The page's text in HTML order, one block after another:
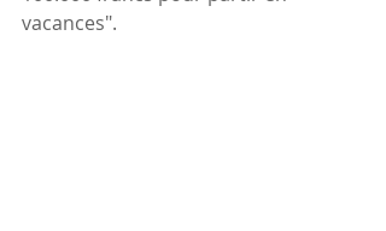
vacances".